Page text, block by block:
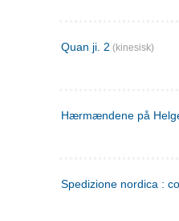
Quan ji. 2 (kinesisk)
Hærmændene på
Spedizione nordica :